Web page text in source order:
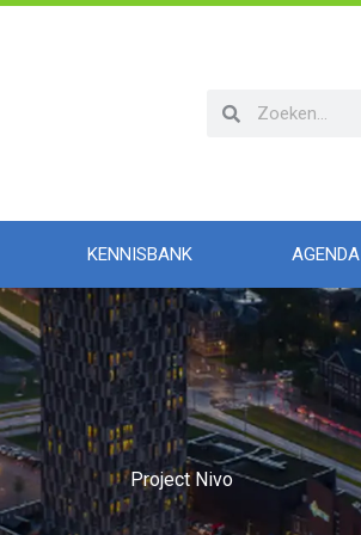
ZoekenZoeken
KENNISBANK AGENDA
Project Nivo